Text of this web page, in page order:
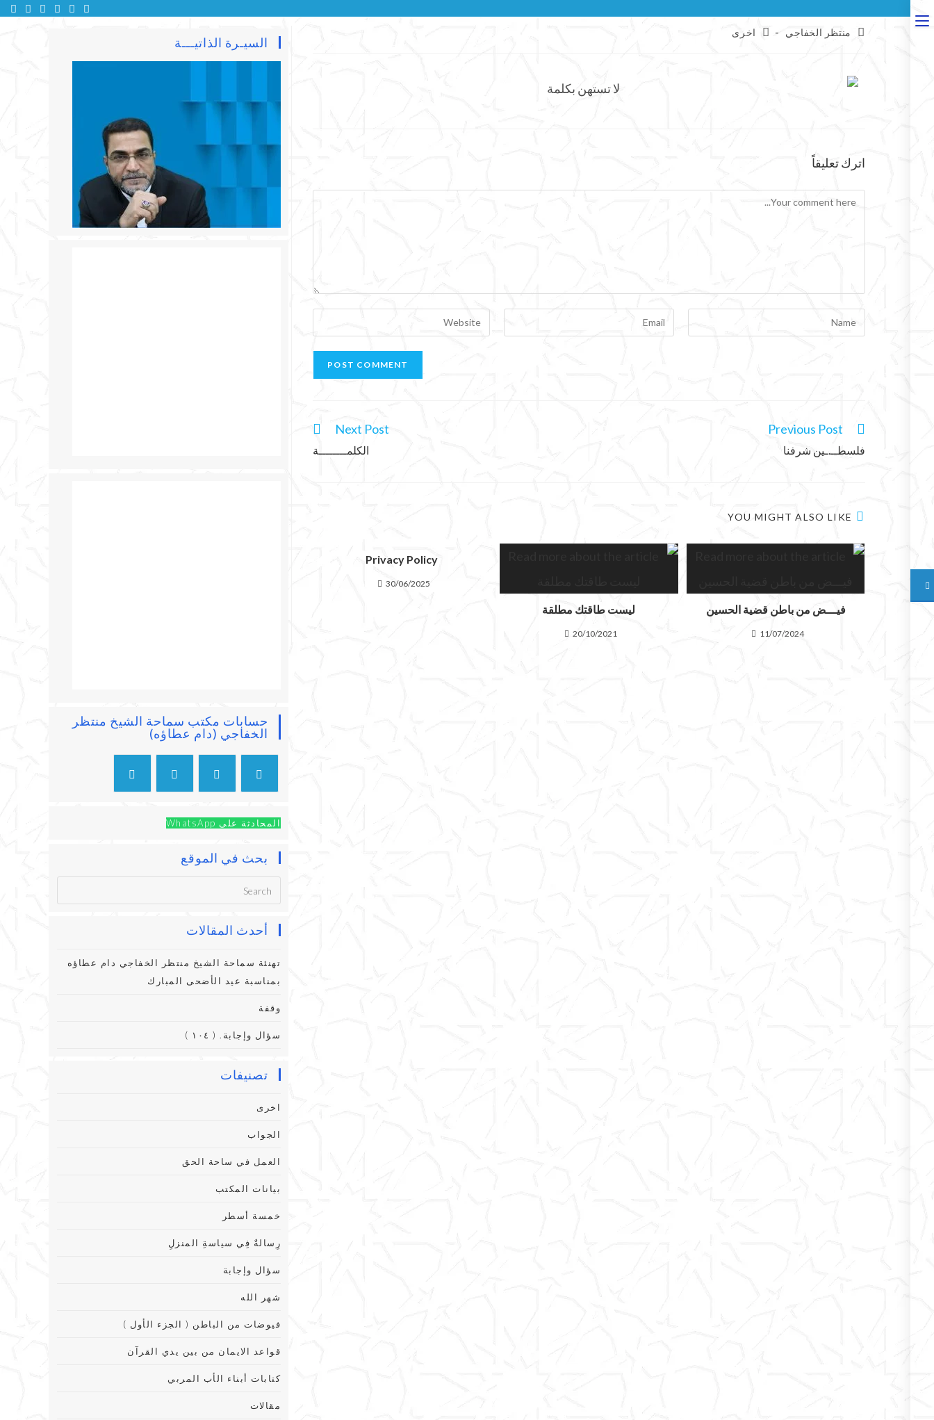
منتظر الخفاجي اخرى
اترك تعليقاً
Previous Post
فلسطــ.ـين شرفنا
Next Post
الكلمــــــــة
YOU MIGHT ALSO LIKE
Privacy Policy
30/06/2025
ليست طاقتك مطلقة
20/10/2021
فيـــض من باطن قضية الحسين
11/07/2024
السيـرة الذاتيـــة
حسابات مكتب سماحة الشيخ منتظر
الخفاجي (دام عطاؤه)
المحادثة على WhatsApp
بحث في الموقع
أحدث المقالات
تهنئة سماحة الشيخ منتظر الخفاجي دام عطاؤه
بمناسبة عيد الأضحى المبارك
وقفة
سؤال وإجابة. ( ١٠٤ )
تصنيفات
اخرى
الجواب
العمل في ساحة الحق
بيانات المكتب
خمسة أسطر
رِسالةٌ فِي سياسةِ المنزلِ
سؤال وإجابة
شهر الله
فيوضات من الباطن ( الجزء الأول )
قواعد الايمان من بين يدي القرآن
كتابات أبناء الأب المربي
مقالات